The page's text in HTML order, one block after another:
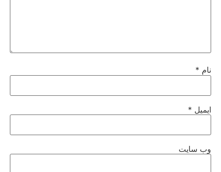
نام *
ایمیل *
وب‌ سایت